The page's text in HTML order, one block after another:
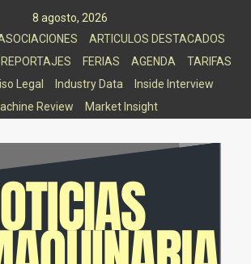
8 agosto, 2026
ARTICULOS DESTACADOS
REPORTAJES FERIAS AGENDA
TARIFAS
Legal
Industry Data
Inside Interview
Review
Market Insight